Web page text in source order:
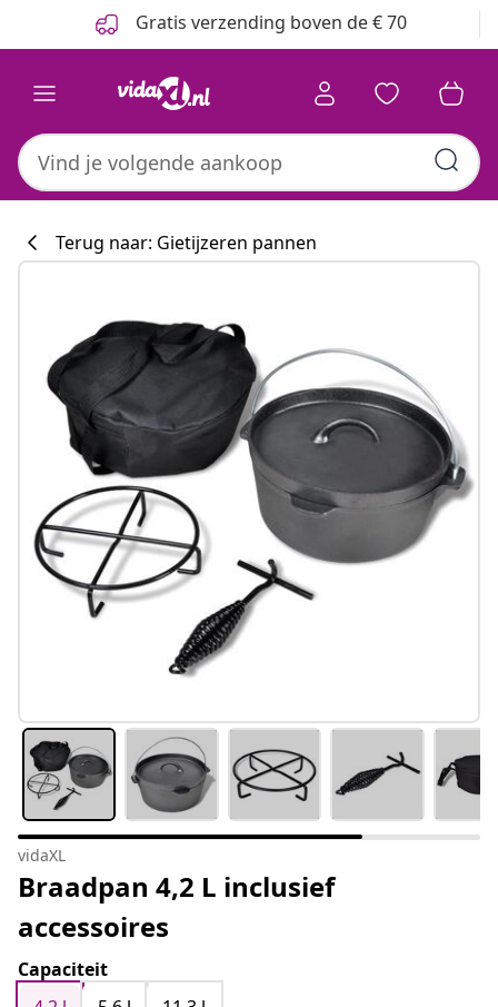
Gratis verzending boven de € 70
Terug naar: Gietijzeren pannen
vidaXL
Braadpan 4,2 L inclusief
accessoires
Capaciteit